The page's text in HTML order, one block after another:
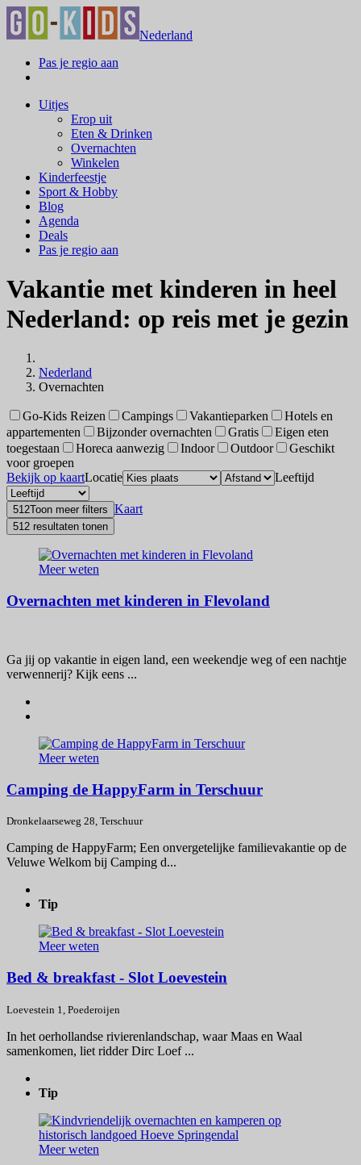
Nederland
Pas je regio aan
Uitjes
Erop uit
Eten & Drinken
Overnachten
Winkelen
Kinderfeestje
Sport & Hobby
Blog
Agenda
Deals
Pas je regio aan
Vakantie met kinderen in heel
Nederland: op reis met je gezin
Nederland
Overnachten
Go-Kids Reizen Campings Vakantieparken
Hotels en
appartementen
Bijzonder overnachten Gratis
Eigen eten
toegestaan
Horeca aanwezig Indoor Outdoor
Geschikt
voor groepen
Bekijk op kaartLocatie Leeftijd
512Toon meer filters Kaart
512 resultaten tonen
Meer weten
Overnachten met kinderen in Flevoland
Ga jij op vakantie in eigen land, een weekendje weg of een nachtje
verwennerij? Kijk eens ...
Meer weten
Camping de HappyFarm in Terschuur
Dronkelaarseweg 28, Terschuur
Camping de HappyFarm; Een onvergetelijke familievakantie op de
Veluwe Welkom bij Camping d...
Tip
Meer weten
Bed & breakfast - Slot Loevestein
Loevestein 1, Poederoijen
In het oerhollandse rivierenlandschap, waar Maas en Waal
samenkomen, liet ridder Dirc Loef ...
Tip
Meer weten